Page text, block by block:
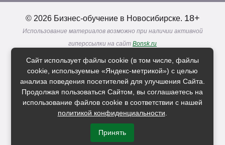
© 2026 Бизнес-обучение в Новосибирске. 18+
Использование материалов возможно при наличии активной
гиперссылки на сайт Bonsk.ru
Политика в отношении
обработки персональных данных
Расскажи друзьям о нас
Сайт использует файлы cookie (в том числе, файлы
cookie, используемые «Яндекс-метрикой») с целью
анализа поведения посетителей для улучшения Сайта.
Продолжая пользоваться Сайтом, вы соглашаетесь на
использование файлов cookie в соответствии с нашей
политикой конфиденциальности
Принять